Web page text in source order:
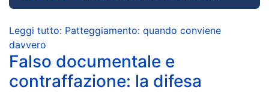
Leggi tutto: Patteggiamento: quando conviene
davvero
Falso documentale e
contraffazione: la difesa